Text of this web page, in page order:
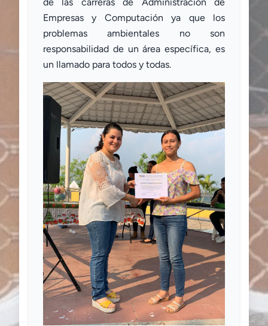
Empresas y Computación ya que los
problemas ambientales no son
responsabilidad de un área específica, es
un llamado para todos y todas.